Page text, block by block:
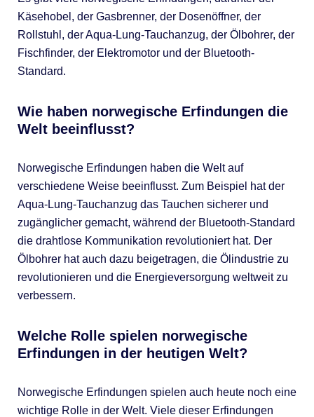
Käsehobel, der Gasbrenner, der Dosenöffner, der
Rollstuhl, der Aqua-Lung-Tauchanzug, der Ölbohrer, der
Fischfinder, der Elektromotor und der Bluetooth-
Standard.
Wie haben norwegische Erfindungen die
Welt beeinflusst?
Norwegische Erfindungen haben die Welt auf
verschiedene Weise beeinflusst. Zum Beispiel hat der
Aqua-Lung-Tauchanzug das Tauchen sicherer und
zugänglicher gemacht, während der Bluetooth-Standard
die drahtlose Kommunikation revolutioniert hat. Der
Ölbohrer hat auch dazu beigetragen, die Ölindustrie zu
revolutionieren und die Energieversorgung weltweit zu
verbessern.
Welche Rolle spielen norwegische
Erfindungen in der heutigen Welt?
Norwegische Erfindungen spielen auch heute noch eine
wichtige Rolle in der Welt. Viele dieser Erfindungen